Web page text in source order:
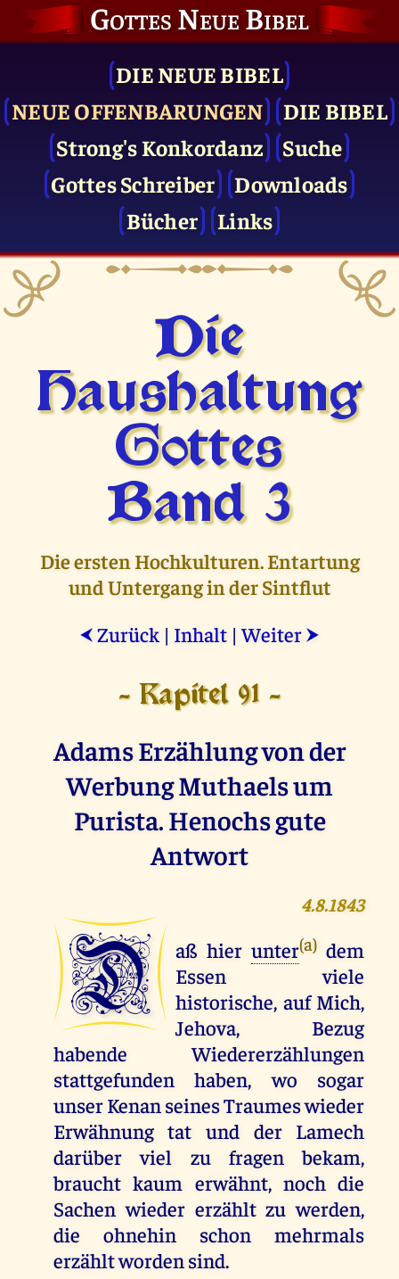
Gottes Neue Bibel
DIE NEUE BIBEL
NEUE OFFENBARUNGEN
DIE BIBEL
Strong's Konkordanz
Suche
Gottes Schreiber
Downloads
Bücher
Links
Die
Haushaltung
Gottes
Band 3
Die ersten Hochkulturen. Entartung
und Untergang in der Sintflut
⮜ Zurück | Inhalt |Weiter ⮞
- Kapitel 91 -
Adams Erzählung von der
Werbung Muthaels um
Purista. Henochs gute
Antwort
4.8.1843
D aß hierunter(a) dem
Essen viele
historische, auf Mich,
Jehova, Bezug
habende Wiedererzählungen
stattgefunden haben, wo sogar
unser Kenan seines Traumes wieder
Erwähnung tat und der Lamech
darüber viel zu fragen bekam,
braucht kaum erwähnt, noch die
Sachen wieder erzählt zu werden,
die ohnehin schon mehrmals
erzählt worden sind.